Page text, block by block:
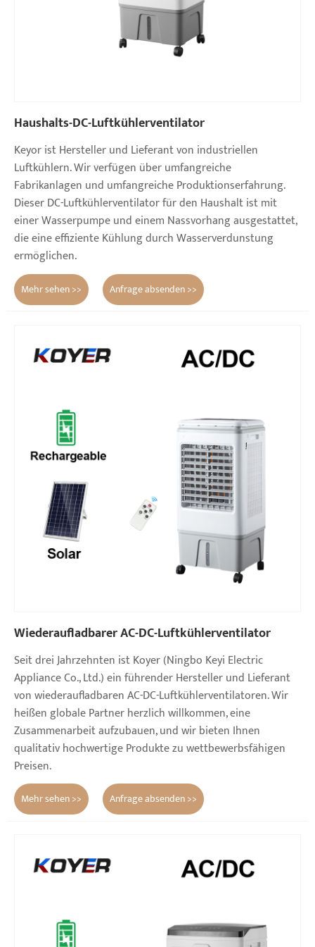
Haushalts-DC-Luftkühlerventilator
Keyor ist Hersteller und Lieferant von industriellen
Luftkühlern. Wir verfügen über umfangreiche
Fabrikanlagen und umfangreiche Produktionserfahrung.
Dieser DC-Luftkühlerventilator für den Haushalt ist mit
einer Wasserpumpe und einem Nassvorhang ausgestattet,
die eine effiziente Kühlung durch Wasserverdunstung
ermöglichen.
Mehr sehen >> Anfrage absenden >>
Wiederaufladbarer AC-DC-Luftkühlerventilator
Seit drei Jahrzehnten ist Koyer (Ningbo Keyi Electric
Appliance Co., Ltd.) ein führender Hersteller und Lieferant
von wiederaufladbaren AC-DC-Luftkühlerventilatoren. Wir
heißen globale Partner herzlich willkommen, eine
Zusammenarbeit aufzubauen, und wir bieten Ihnen
qualitativ hochwertige Produkte zu wettbewerbsfähigen
Preisen.
Mehr sehen >> Anfrage absenden >>